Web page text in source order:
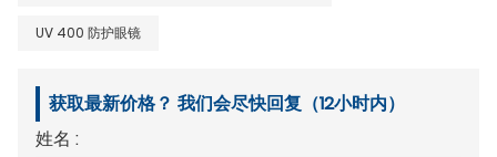
UV 400 防护眼镜
获取最新价格？ 我们会尽快回复（12小时内）
姓名 :